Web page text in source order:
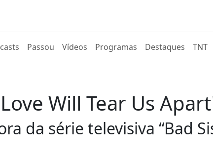
Passou Vídeos Programas Destaques TNT
Will Tear Us
da série televisiva “Bad